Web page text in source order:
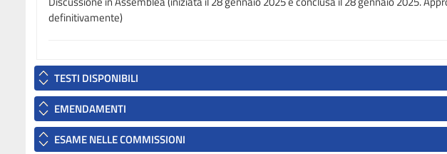
definitivamente)
TESTI DISPONIBILI
EMENDAMENTI
ESAME NELLE COMMISSIONI